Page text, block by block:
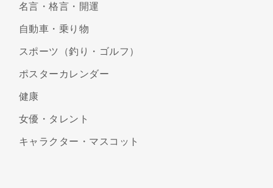
名言・格言・開運
自動車・乗り物
スポーツ（釣り・ゴルフ）
ポスターカレンダー
健康
女優・タレント
キャラクター・マスコット